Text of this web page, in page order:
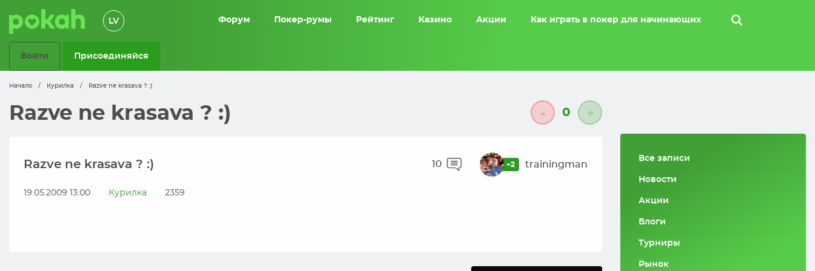
LV Форум Покер-румы Рейтинг Казино Акции Как играть в покер для начинающих
Войти Присоединяйся
Начало / Курилка / Razve ne krasava ? :)
Razve ne krasava ? :) - 0 +
Razve ne krasava ? :) 10 +2 trainingman
19.05.2009 13:00 Курилка 2359
Все записи
Новости
Акции
Блоги
Турниры
Рынок